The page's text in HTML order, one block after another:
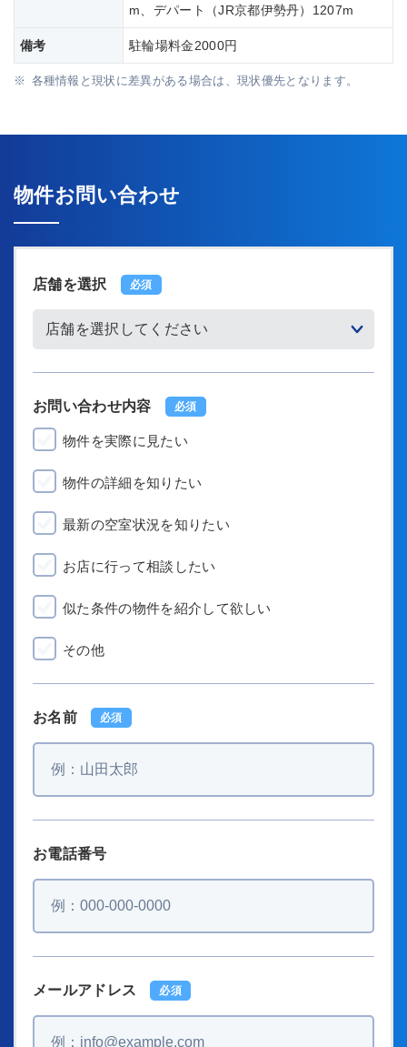
m、デパート（JR京都伊勢丹）1207m
備考 駐輪場料金2000円
各種情報と現状に差異がある場合は、現状優先となります。
物件お問い合わせ